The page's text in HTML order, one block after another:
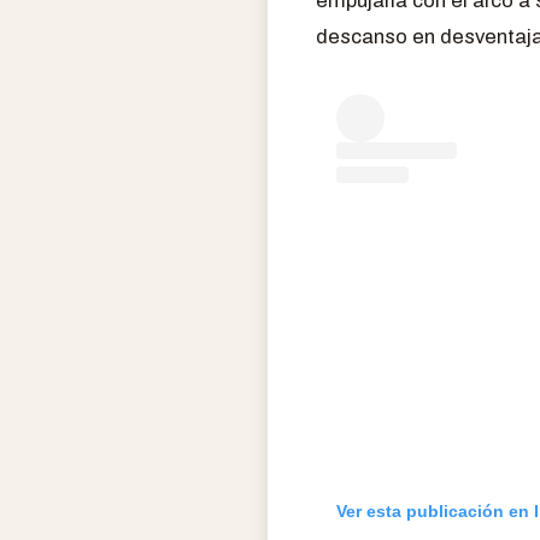
descanso en
Ver esta publicación en